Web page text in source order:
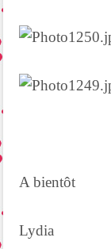
A bientôt
Lydia